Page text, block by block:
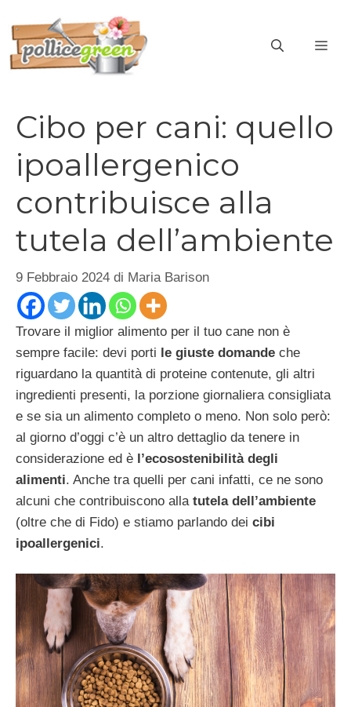
contenuto
Cibo per cani: quello
ipoallergenico
contribuisce alla
tutela dell’ambiente
9 Febbraio 2024 di Maria Barison
Trovare il miglior alimento per il tuo cane non è
sempre facile: devi porti le giuste domande che
riguardano la quantità di proteine contenute, gli altri
ingredienti presenti, la porzione giornaliera consigliata
e se sia un alimento completo o meno. Non solo però:
al giorno d’oggi c’è un altro dettaglio da tenere in
considerazione ed è l’ecosostenibilità degli
alimenti. Anche tra quelli per cani infatti, ce ne sono
alcuni che contribuiscono alla tutela dell’ambiente
(oltre che di Fido) e stiamo parlando dei cibi
ipoallergenici.